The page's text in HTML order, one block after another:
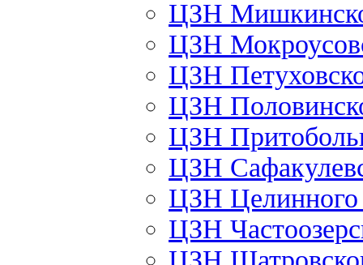
ЦЗН
ЦЗН
ЦЗН
ЦЗН
ЦЗН
ЦЗН
ЦЗН
ЦЗН